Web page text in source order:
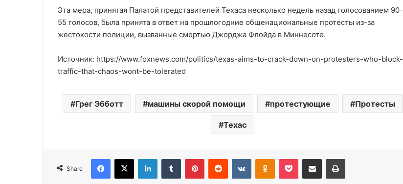
Эта мера, принятая Палатой представителей Техаса несколько недель назад голосованием 90-
55 голосов, была принята в ответ на прошлогодние общенациональные протесты из-за
жестокости полиции, вызванные смертью Джорджа Флойда в Миннесоте.
Источник: https://www.foxnews.com/politics/texas-aims-to-crack-down-on-protesters-who-block-
traffic-that-chaos-wont-be-tolerated
Грег Эбботт машины скорой помощи протестующие Протесты
Техас
Share
Удивительные факты о Флориде
Серийные убийцы США: 5